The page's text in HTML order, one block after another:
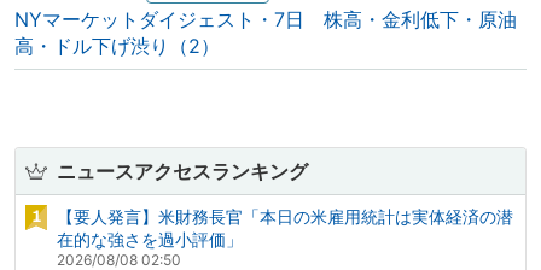
NYマーケットダイジェスト・7日 株高・金利低下・原油
高・ドル下げ渋り（2）
ニュースアクセスランキング
【要人発言】米財務長官「本日の米雇用統計は実体経済の潜
在的な強さを過小評価」
2026/08/08 02:50